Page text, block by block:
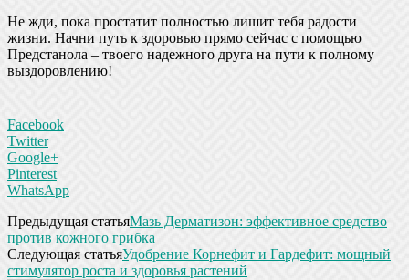
Не жди, пока простатит полностью лишит тебя радости
жизни. Начни путь к здоровью прямо сейчас с помощью
Предстанола – твоего надежного друга на пути к полному
выздоровлению!
Facebook
Twitter
Google+
Pinterest
WhatsApp
Предыдущая статьяМазь Дерматизон: эффективное средство
против кожного грибка
Следующая статьяУдобрение Корнефит и Гардефит: мощный
стимулятор роста и здоровья растений